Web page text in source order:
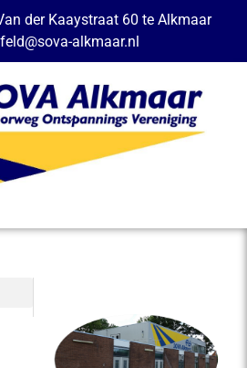
der Kaaystraat 60 te Alkmaar
alkmaar.nl